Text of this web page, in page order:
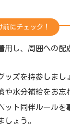
にチェック！
用し、周囲への配
ッズを持参しまし
や水分補給をお忘
ット同伴ルールを
しょう。